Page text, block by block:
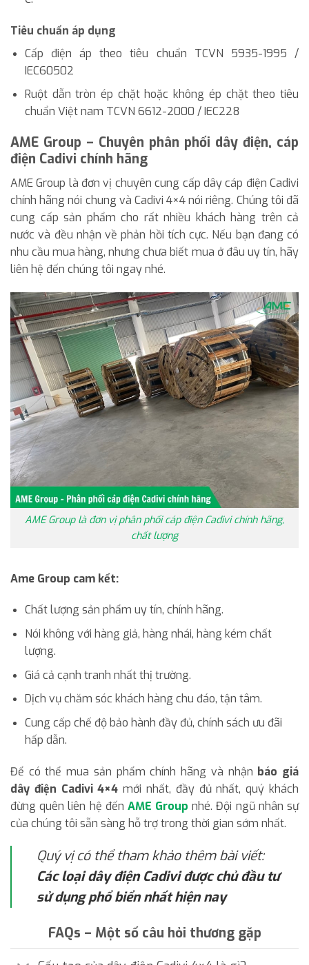
Tiêu chuẩn áp dụng
Cấp điện áp theo tiêu chuẩn TCVN 5935-1995 /
IEC60502
Ruột dẫn tròn ép chặt hoặc không ép chặt theo tiêu
chuẩn Việt nam TCVN 6612-2000 / IEC228
AME Group – Chuyên phân phối dây điện, cáp
điện Cadivi chính hãng
AME Group là đơn vị chuyên cung cấp dây cáp điện Cadivi
chính hãng nói chung và Cadivi 4×4 nói riêng. Chúng tôi đã
cung cấp sản phẩm cho rất nhiều khách hàng trên cả
nước và đều nhận về phản hồi tích cực. Nếu bạn đang có
nhu cầu mua hàng, nhưng chưa biết mua ở đâu uy tín, hãy
liên hệ đến chúng tôi ngay nhé.
AME Group là đơn vị phân phối cáp điện Cadivi chính hãng,
chất lượng
Ame Group cam kết:
Chất lượng sản phẩm uy tín, chính hãng.
Nói không với hàng giả, hàng nhái, hàng kém chất
lượng.
Giá cả cạnh tranh nhất thị trường.
Dịch vụ chăm sóc khách hàng chu đáo, tận tâm.
Cung cấp chế độ bảo hành đầy đủ, chính sách ưu đãi
hấp dẫn.
Để có thể mua sản phẩm chính hãng và nhận báo giá
dây điện Cadivi 4×4 mới nhất, đầy đủ nhất, quý khách
đừng quên liên hệ đến AME Group nhé. Đội ngũ nhân sự
của chúng tôi sẵn sàng hỗ trợ trong thời gian sớm nhất.
Quý vị có thể tham khảo thêm bài viết:
Các loại dây điện Cadivi được chủ đầu tư
sử dụng phổ biển nhất hiện nay
FAQs – Một số câu hỏi thương gặp